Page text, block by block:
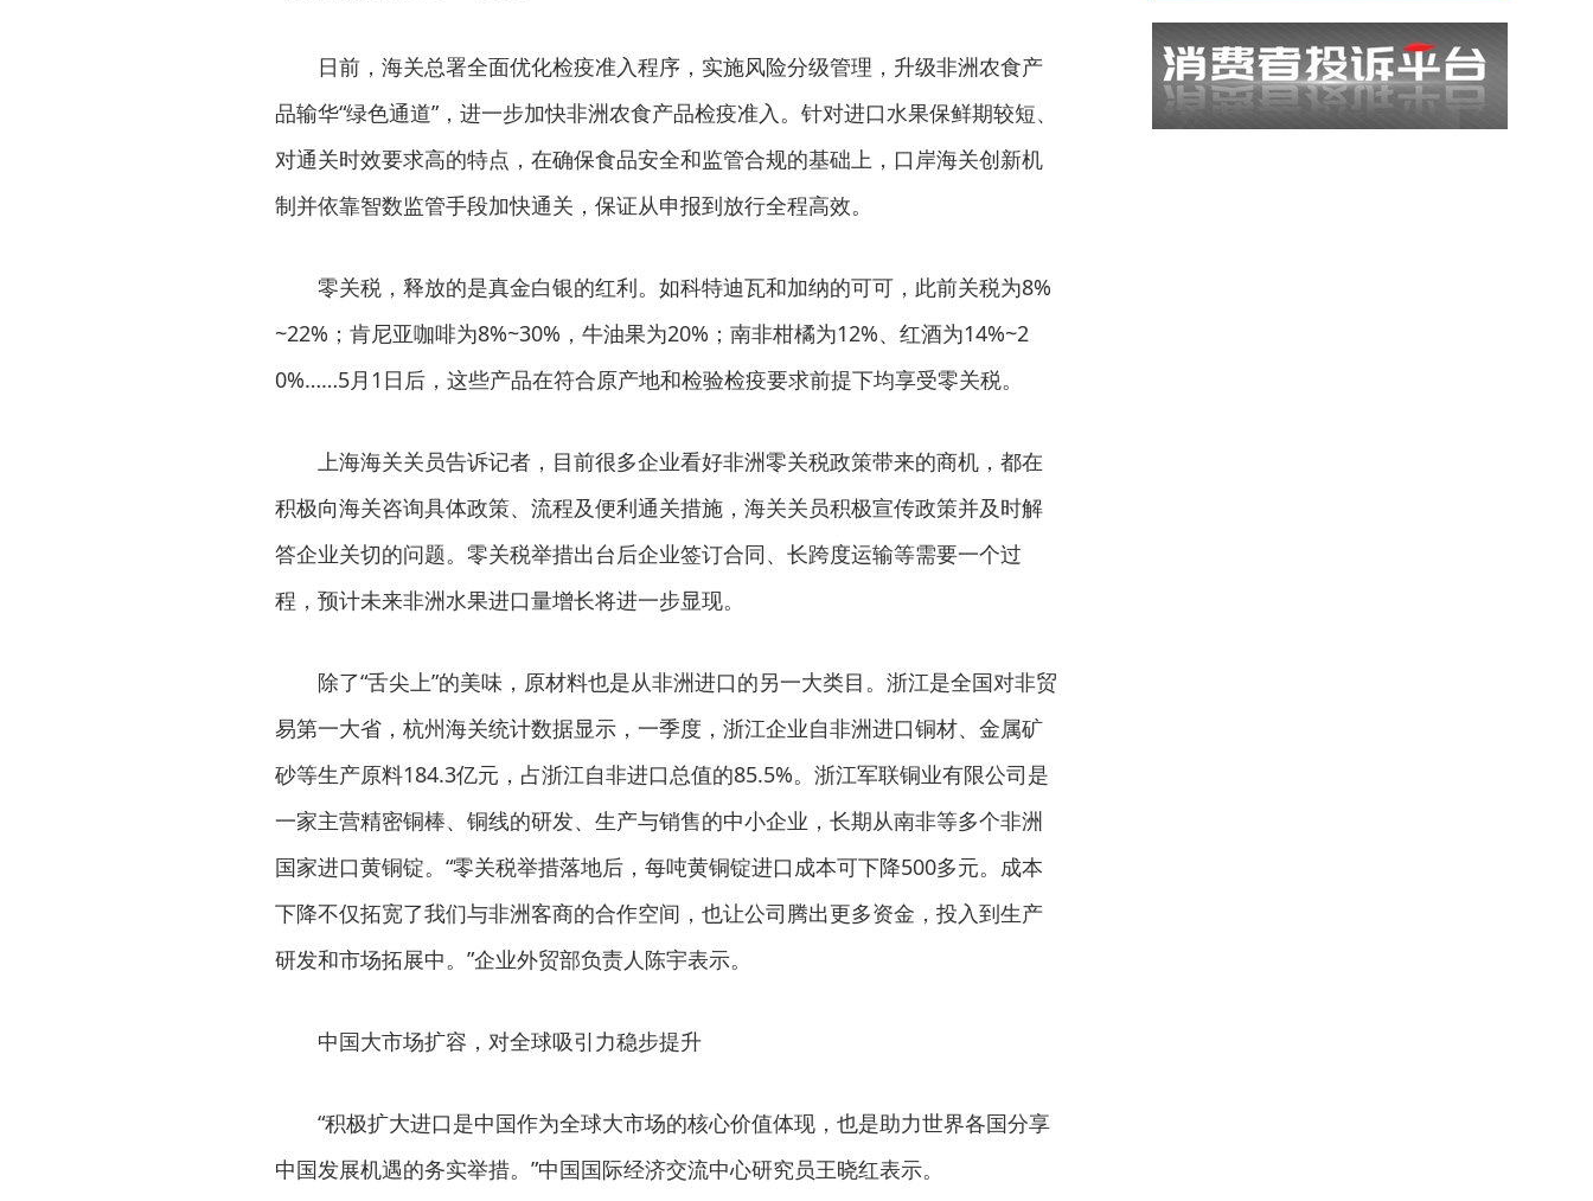
日前，海关总署全面优化检疫准入程序，实施风险分级管理，升级非洲农食产
品输华“绿色通道”，进一步加快非洲农食产品检疫准入。针对进口水果保鲜期较短、
对通关时效要求高的特点，在确保食品安全和监管合规的基础上，口岸海关创新机
制并依靠智数监管手段加快通关，保证从申报到放行全程高效。
零关税，释放的是真金白银的红利。如科特迪瓦和加纳的可可，此前关税为8%
~22%；肯尼亚咖啡为8%~30%，牛油果为20%；南非柑橘为12%、红酒为14%~2
0%……5月1日后，这些产品在符合原产地和检验检疫要求前提下均享受零关税。
上海海关关员告诉记者，目前很多企业看好非洲零关税政策带来的商机，都在
积极向海关咨询具体政策、流程及便利通关措施，海关关员积极宣传政策并及时解
答企业关切的问题。零关税举措出台后企业签订合同、长跨度运输等需要一个过
程，预计未来非洲水果进口量增长将进一步显现。
除了“舌尖上”的美味，原材料也是从非洲进口的另一大类目。浙江是全国对非贸
易第一大省，杭州海关统计数据显示，一季度，浙江企业自非洲进口铜材、金属矿
砂等生产原料184.3亿元，占浙江自非进口总值的85.5%。浙江军联铜业有限公司是
一家主营精密铜棒、铜线的研发、生产与销售的中小企业，长期从南非等多个非洲
国家进口黄铜锭。“零关税举措落地后，每吨黄铜锭进口成本可下降500多元。成本
下降不仅拓宽了我们与非洲客商的合作空间，也让公司腾出更多资金，投入到生产
研发和市场拓展中。”企业外贸部负责人陈宇表示。
中国大市场扩容，对全球吸引力稳步提升
“积极扩大进口是中国作为全球大市场的核心价值体现，也是助力世界各国分享
中国发展机遇的务实举措。”中国国际经济交流中心研究员王晓红表示。